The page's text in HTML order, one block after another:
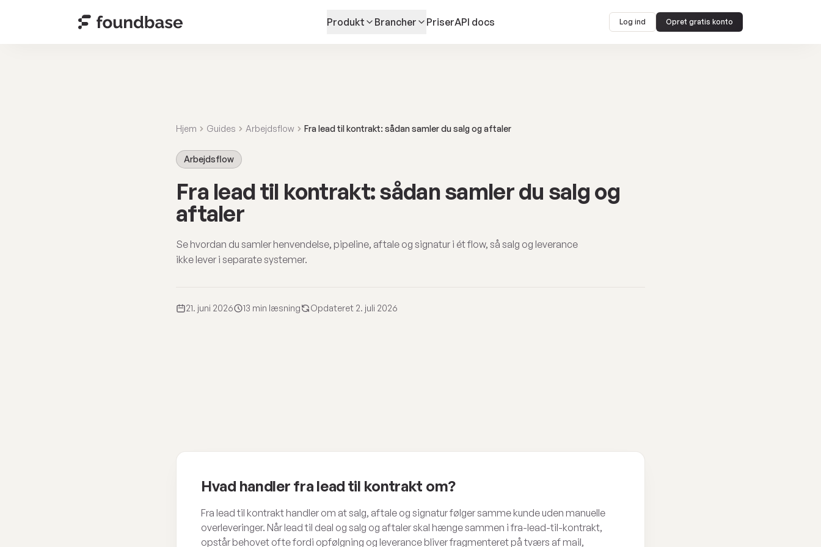
Hjem Guides Arbejdsflow Fra lead til kontrakt: sådan samler du salg og aftaler
Arbejdsflow
Fra lead til kontrakt: sådan samler du salg og
aftaler
Se hvordan du samler henvendelse, pipeline, aftale og signatur i ét flow, så salg og leverance
ikke lever i separate systemer.
21. juni 2026 13 min læsning Opdateret 2. juli 2026
Hvad handler fra lead til kontrakt om?
Fra lead til kontrakt handler om at salg, aftale og signatur følger samme kunde uden manuelle
overleveringer. Når lead til deal og salg og aftaler skal hænge sammen i fra-lead-til-kontrakt,
opstår behovet ofte fordi opfølgning og leverance bliver fragmenteret på tværs af mail,
Produkt Brancher PriserAPI docs Log ind Opret gratis konto